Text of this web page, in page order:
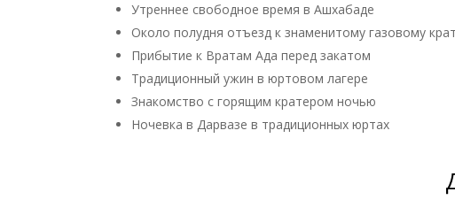
Утреннее свободное время в Ашхабаде
Около полудня отъезд к знаменитому газовому
Прибытие к Вратам Ада перед закатом
Традиционный ужин в юртовом лагере
Знакомство с горящим кратером ночью
Ночевка в Дарвазе в традиционных юртах